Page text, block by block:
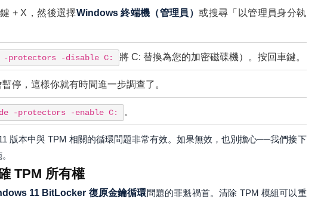
+ X，然後選擇Windows 終端機（管理員）或搜尋「以管理員身分執
-protectors -disable C: 將 C: 替換為您的加密磁碟機）。按回車鍵。
停，這樣你就有時間進一步調查了。
-protectors -enable C: 。
版本中與 TPM 相關的循環問題非常有效。如果無效，也別擔心──我們接下
TPM 所有權
11 BitLocker 復原金鑰循環問題的罪魁禍首。清除 TPM 模組可以重